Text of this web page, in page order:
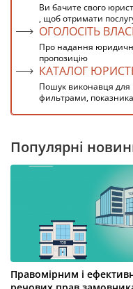
Ви бачите свого
, щоб отримати
ОГОЛОСІТЬ
Про надання
пропозицію
КАТАЛОГ
Пошук виконавця
фильтрами,
Популярні
Правомірним і